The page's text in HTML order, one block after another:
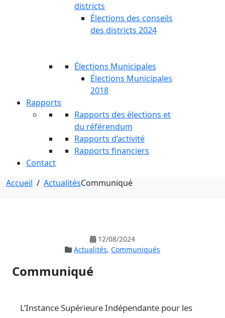
districts
Élections des conseils
des districts 2024
Élections Municipales
Élections Municipales
2018
Rapports
Rapports des élections et
du référendum
Rapports d’activité
Rapports financiers
Contact
Accueil / ActualitésCommuniqué
12/08/2024
Actualités, Communiqués
Communiqué
L’Instance Supérieure Indépendante pour les